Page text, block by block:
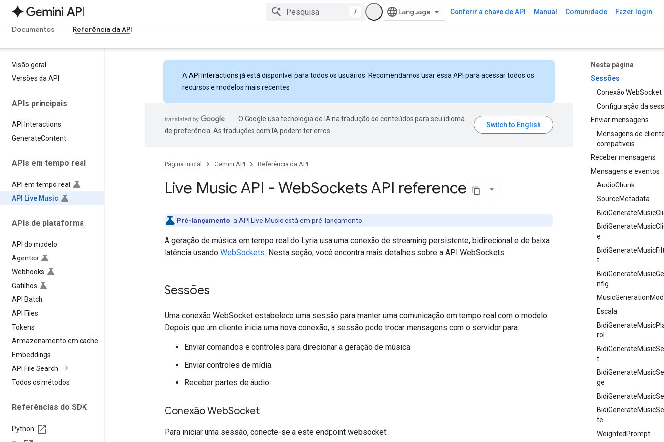
/ Conferir a chave de API Manual Comunidade Fazer login
Documentos Referência da API
Visão geral
Versões da API
APIs principais
API Interactions
GenerateContent
APIs em tempo real
API em tempo real
API Live Music
APIs de plataforma
API do modelo
Agentes
Webhooks
Gatilhos
API Batch
API Files
Tokens
Armazenamento em cache
Embeddings
API File Search
Todos os métodos
Referências do SDK
Python
Nesta página
Sessões
Conexão WebSocket
Configuração da
Enviar mensagens
Mensagens de
compatíveis
Receber mensagens
Mensagens e eventos
AudioChunk
SourceMetadata
e
t
nfig
Escala
rol
t
ge
te
WeightedPrompt
A API Interactions já está disponível para todos os usuários. Recomendamos usar essa API para acessar todos os
recursos e modelos mais recentes.
O Google usa tecnologia de IA na tradução de conteúdos para seu idioma
de preferência. As traduções com IA podem ter erros.
Página inicial Gemini API Referência da API
Live Music API - WebSockets API reference
Pré-lançamento: a API Live Music está em pré-lançamento.
A geração de música em tempo real do Lyria usa uma conexão de streaming persistente, bidirecional e de baixa
latência usando WebSockets. Nesta seção, você encontra mais detalhes sobre a API WebSockets.
Sessões
Uma conexão WebSocket estabelece uma sessão para manter uma comunicação em tempo real com o modelo.
Depois que um cliente inicia uma nova conexão, a sessão pode trocar mensagens com o servidor para:
Enviar comandos e controles para direcionar a geração de música.
Enviar controles de mídia.
Receber partes de áudio.
Conexão WebSocket
Para iniciar uma sessão, conecte-se a este endpoint websocket: